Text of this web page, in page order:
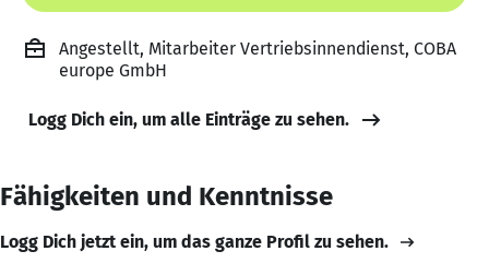
Angestellt, Mitarbeiter Vertriebsinnendienst, COBA
europe GmbH
Logg Dich ein, um alle Einträge zu sehen.
Fähigkeiten und Kenntnisse
Logg Dich jetzt ein, um das ganze Profil zu sehen.